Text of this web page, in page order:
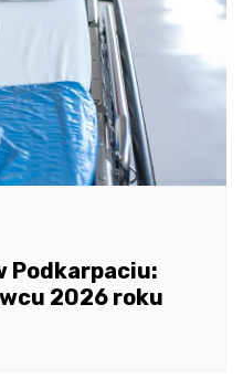
Podkarpaciu:
2026 roku